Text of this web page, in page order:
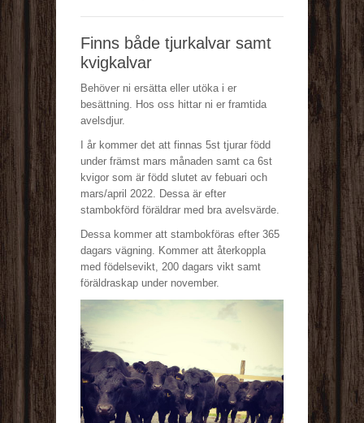
Finns både tjurkalvar samt
kvigkalvar
Behöver ni ersätta eller utöka i er
besättning. Hos oss hittar ni er framtida
avelsdjur.
I år kommer det att finnas 5st tjurar född
under främst mars månaden samt ca 6st
kvigor som är född slutet av febuari och
mars/april 2022. Dessa är efter
stambokförd föräldrar med bra avelsvärde.
Dessa kommer att stambokföras efter 365
dagars vägning. Kommer att återkoppla
med födelsevikt, 200 dagars vikt samt
föräldraskap under november.